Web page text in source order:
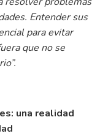
Entender sus
para evitar
que no se
.
una realidad